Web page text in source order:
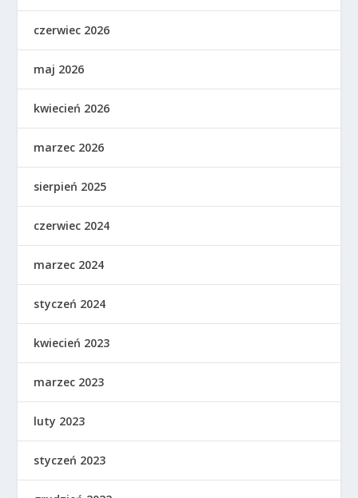
czerwiec 2026
maj 2026
kwiecień 2026
marzec 2026
sierpień 2025
czerwiec 2024
marzec 2024
styczeń 2024
kwiecień 2023
marzec 2023
luty 2023
styczeń 2023